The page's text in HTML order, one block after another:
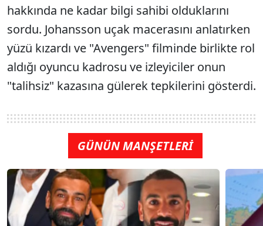
hakkında ne kadar bilgi sahibi olduklarını
sordu. Johansson uçak macerasını anlatırken
yüzü kızardı ve "Avengers" filminde birlikte rol
aldığı oyuncu kadrosu ve izleyiciler onun
"talihsiz" kazasına gülerek tepkilerini gösterdi.
GÜNÜN MANŞETLERİ